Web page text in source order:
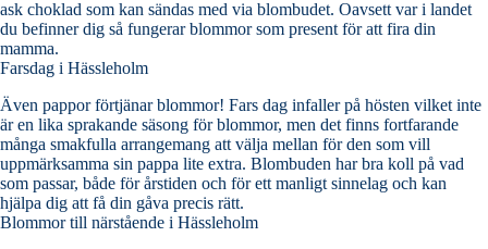
ask choklad som kan sändas med via blombudet. Oavsett var i landet
du befinner dig så fungerar blommor som present för att fira din
mamma.
Farsdag i Hässleholm
Även pappor förtjänar blommor! Fars dag infaller på hösten vilket inte
är en lika sprakande säsong för blommor, men det finns fortfarande
många smakfulla arrangemang att välja mellan för den som vill
uppmärksamma sin pappa lite extra. Blombuden har bra koll på vad
som passar, både för årstiden och för ett manligt sinnelag och kan
hjälpa dig att få din gåva precis rätt.
Blommor till närstående i Hässleholm